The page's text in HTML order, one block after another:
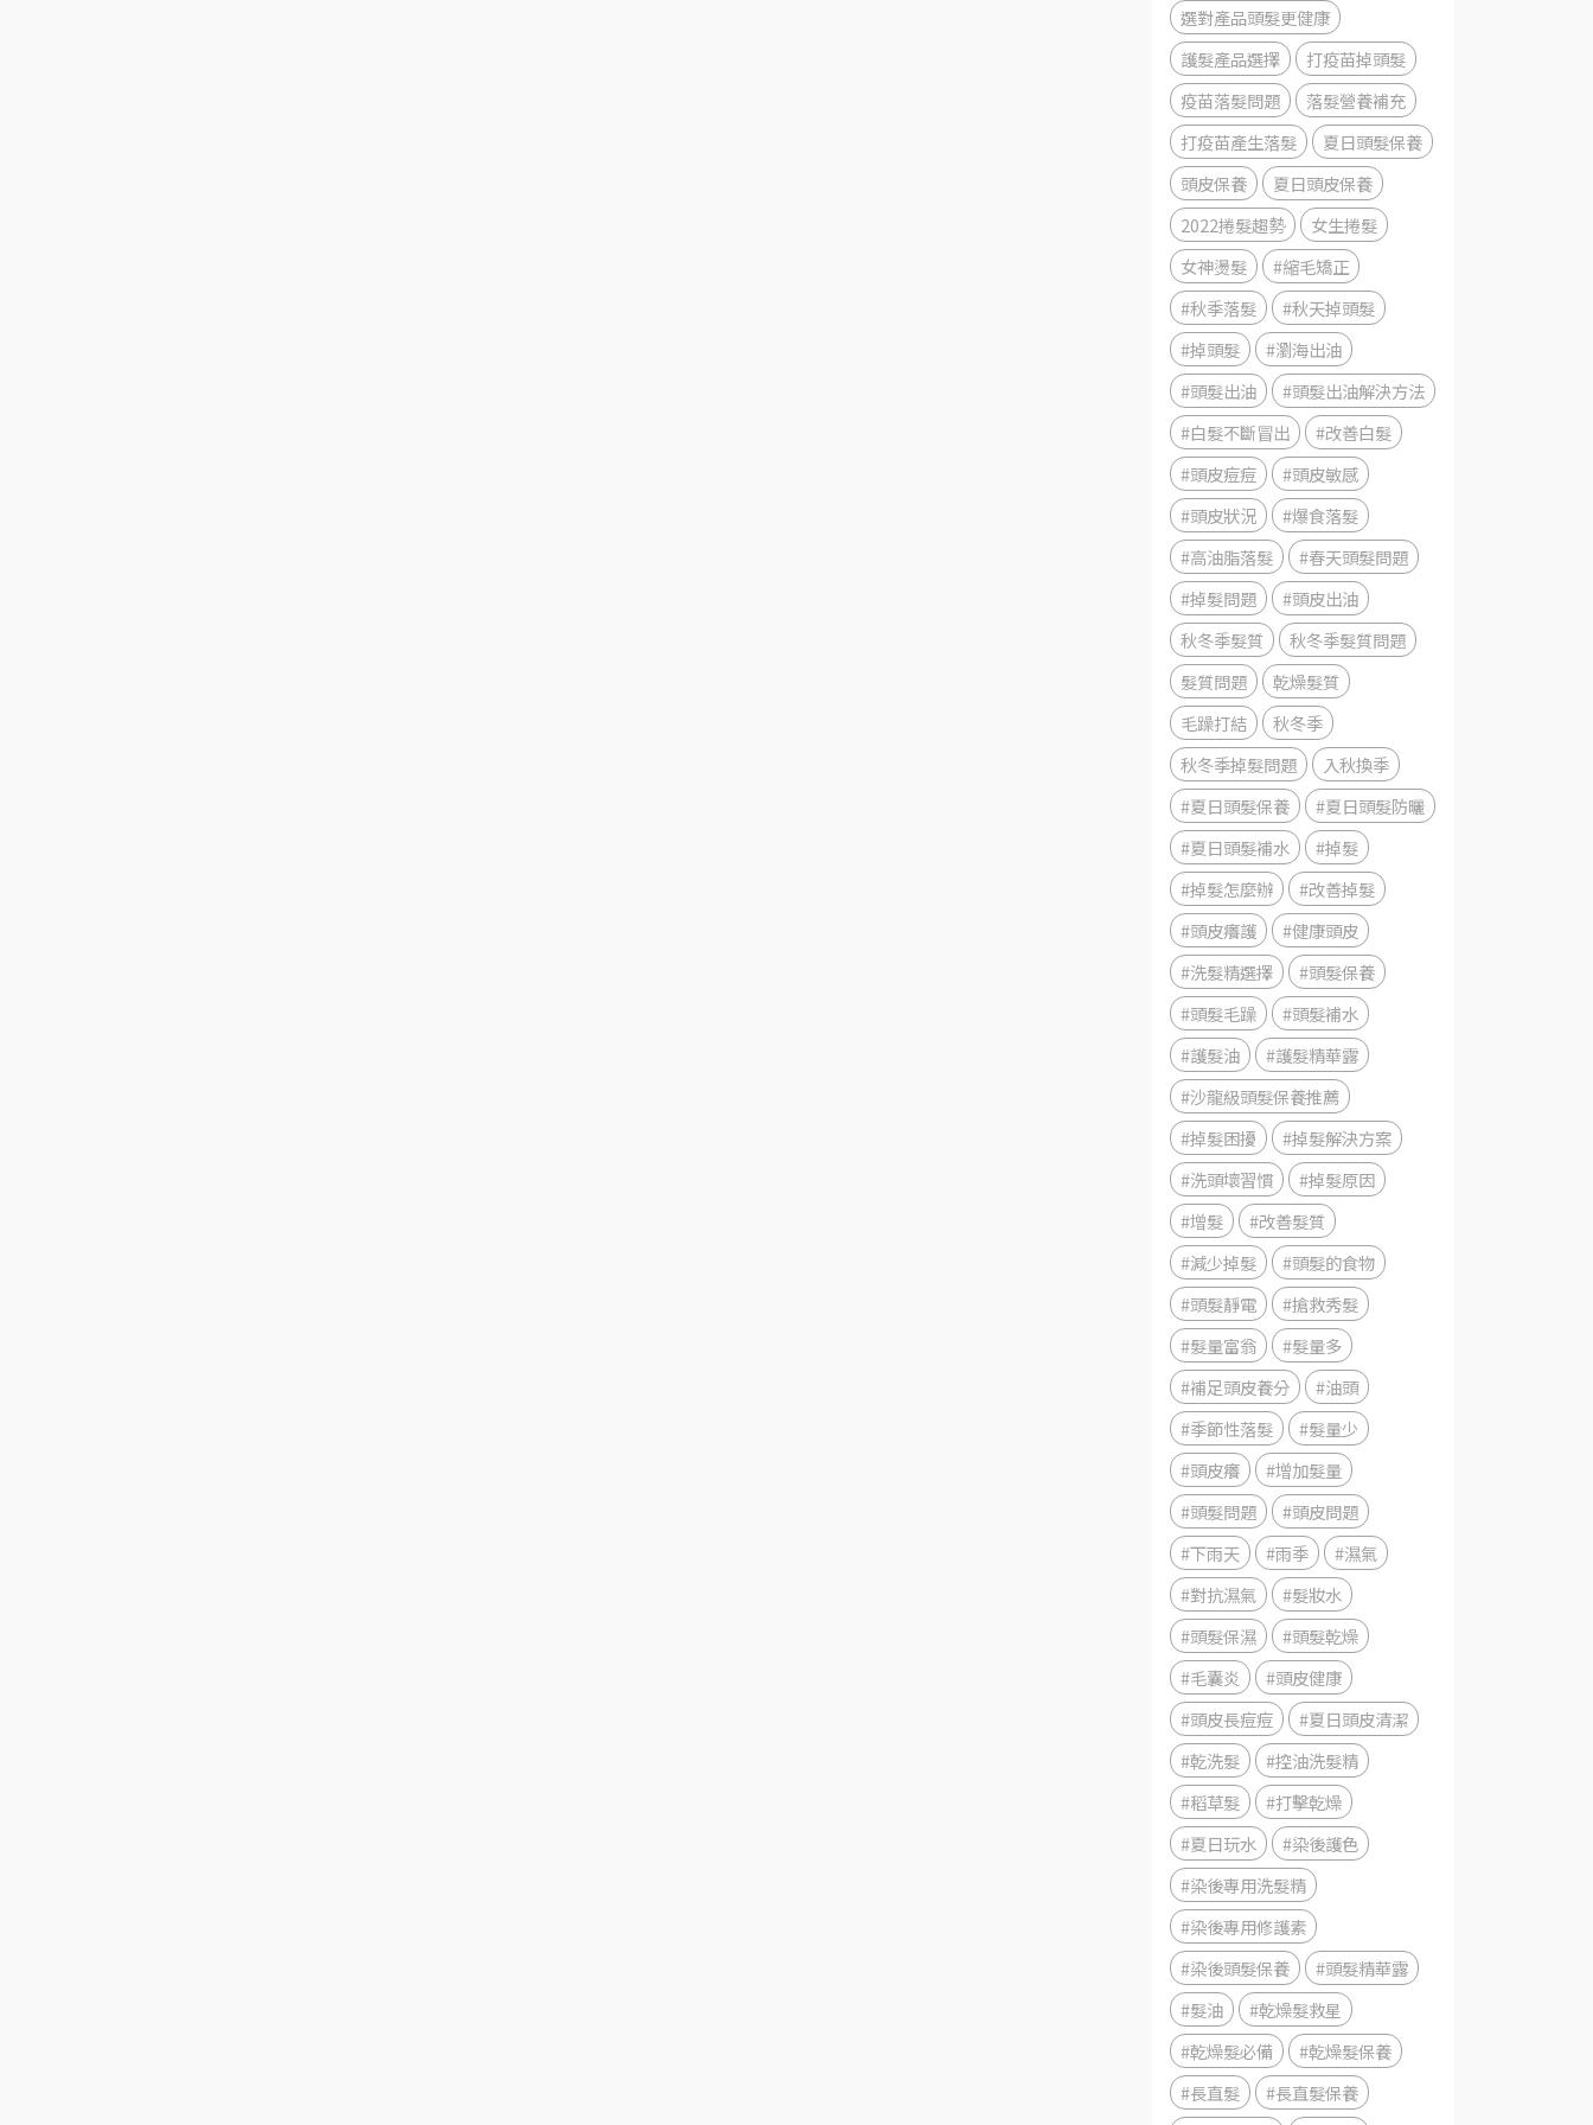
選對產品頭髮更健康
護髮產品選擇
打疫苗掉頭髮
疫苗落髮問題
落髮營養補充
打疫苗產生落髮
夏日頭髮保養
頭皮保養
夏日頭皮保養
2022捲髮趨勢
女生捲髮
女神燙髮
#縮毛矯正
#秋季落髮
#秋天掉頭髮
#掉頭髮
#瀏海出油
#頭髮出油
#頭髮出油解決方法
#白髮不斷冒出
#改善白髮
#頭皮痘痘
#頭皮敏感
#頭皮狀況
#爆食落髮
#高油脂落髮
#春天頭髮問題
#掉髮問題
#頭皮出油
秋冬季髮質
秋冬季髮質問題
髮質問題
乾燥髮質
毛躁打結
秋冬季
秋冬季掉髮問題
入秋換季
#夏日頭髮保養
#夏日頭髮防曬
#夏日頭髮補水
#掉髮
#掉髮怎麼辦
#改善掉髮
#頭皮癢護
#健康頭皮
#洗髮精選擇
#頭髮保養
#頭髮毛躁
#頭髮補水
#護髮油
#護髮精華露
#沙龍級頭髮保養推薦
#掉髮困擾
#掉髮解決方案
#洗頭壞習慣
#掉髮原因
#增髮
#改善髮質
#減少掉髮
#頭髮的食物
#頭髮靜電
#搶救秀髮
#髮量富翁
#髮量多
#補足頭皮養分
#油頭
#季節性落髮
#髮量少
#頭皮癢
#增加髮量
#頭髮問題
#頭皮問題
#下雨天
#雨季
#濕氣
#對抗濕氣
#髮妝水
#頭髮保濕
#頭髮乾燥
#毛囊炎
#頭皮健康
#頭皮長痘痘
#夏日頭皮清潔
#乾洗髮
#控油洗髮精
#稻草髮
#打擊乾燥
#夏日玩水
#染後護色
#染後專用洗髮精
#染後專用修護素
#染後頭髮保養
#頭髮精華露
#髮油
#乾燥髮救星
#乾燥髮必備
#乾燥髮保養
#長直髮
#長直髮保養